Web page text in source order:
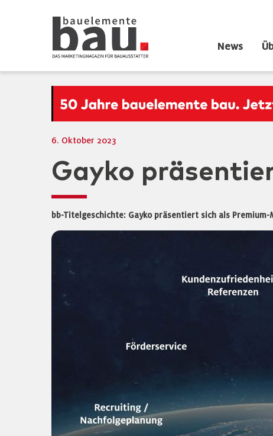
News
6. Oktober 2023
Gayko
bb-Titelgeschichte: Gayko präsentiert sich als Premium-